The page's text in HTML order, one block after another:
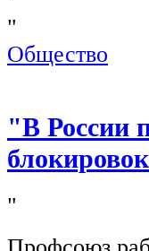
"
Общество
"В России
"